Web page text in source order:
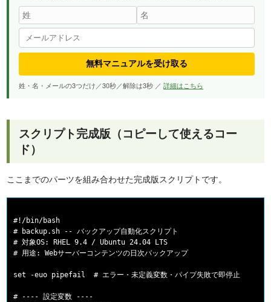
無料マニュアルを受け取る
姓・名・メールの3つだけ／30秒／解除は3秒 ／詳細はこちら
スクリプト完成版（コピーして使えるコー
ド）
ここまでのパーツを組み合わせた完成版スクリプトです。
#!/bin/bash
# backup.sh -- バックアップ自動化スクリプト
# 対象OS: RHEL 9.4 / Ubuntu 24.04 LTS
# 用途: Webサーバーコンテンツの日次バックアップ
set -euo pipefail  # エラー・未定義変数・パイプ失敗で即停止
# ---- 設定変数 ----